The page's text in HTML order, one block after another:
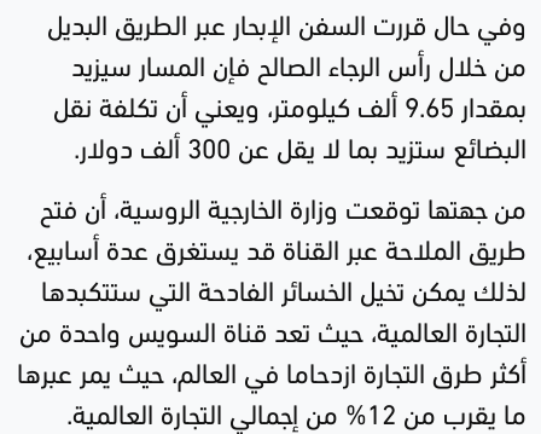
وفي حال قررت السفن الإبحار عبر الطريق البديل
من خلال رأس الرجاء الصالح فإن المسار سيزيد
بمقدار 9.65 ألف كيلومتر، ويعني أن تكلفة نقل
البضائع ستزيد بما لا يقل عن 300 ألف دولار
.
من جهتها توقعت وزارة الخارجية الروسية، أن فتح
طريق الملاحة عبر القناة قد يستغرق عدة أسابيع،
لذلك يمكن تخيل الخسائر الفادحة التي ستتكبدها
التجارة العالمية، حيث تعد قناة السويس واحدة من
أكثر طرق التجارة ازدحاما في العالم، حيث يمر عبرها
ما يقرب من 12% من إجمالي التجارة العالمية
.